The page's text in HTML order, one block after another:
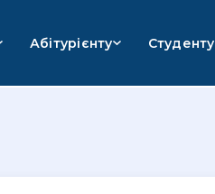
Абітурієнту Студенту